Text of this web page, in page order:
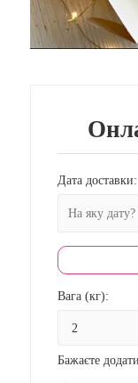
Дата доставки:
Вага (кг):
Бажаєте